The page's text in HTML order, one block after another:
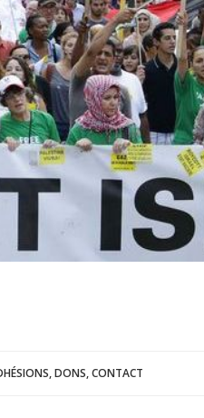
DONS, CONTACT